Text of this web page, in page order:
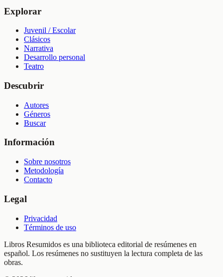
Explorar
Juvenil / Escolar
Clásicos
Narrativa
Desarrollo personal
Teatro
Descubrir
Autores
Géneros
Buscar
Información
Sobre nosotros
Metodología
Contacto
Legal
Privacidad
Términos de uso
Libros Resumidos es una biblioteca editorial de resúmenes en
español. Los resúmenes no sustituyen la lectura completa de las
obras.